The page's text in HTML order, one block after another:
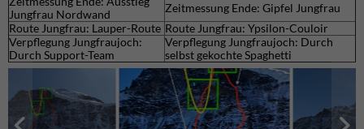
Jungfrau Nordwand
Zeitmessung Ende: Gipfel Jungfrau
Route Jungfrau: Lauper-Route Route Jungfrau: Ypsilon-Couloir
Verpflegung Jungfraujoch:
Durch Support-Team
Verpflegung Jungfraujoch: Durch
selbst gekochte Spaghetti